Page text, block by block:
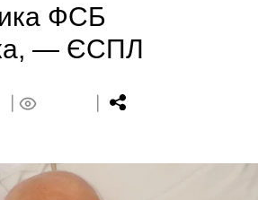
ФСБ
— ЄСПЛ